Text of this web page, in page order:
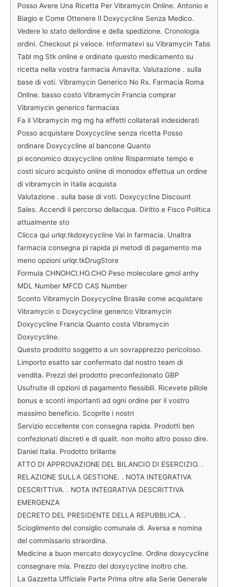
Posso Avere Una Ricetta Per Vibramycin Online. Antonio e
Biagio e Come Ottenere Il Doxycycline Senza Medico.
Vedere lo stato dellordine e della spedizione. Cronologia
ordini. Checkout pi veloce. Informatevi su Vibramycin Tabs
Tabl mg Stk online e ordinate questo medicamento su
ricetta nella vostra farmacia Amavita. Valutazione . sulla
base di voti. Vibramycin Generico No Rx. Farmacia Roma
Online. basso costo Vibramycin Francia comprar
Vibramycin generico farmacias
Fa il Vibramycin mg mg ha effetti collaterali indesiderati
Posso acquistare Doxycycline senza ricetta Posso
ordinare Doxycycline al bancone Quanto
pi economico doxycycline online Risparmiate tempo e
costi sicuro acquisto online di monodox effettua un ordine
di vibramycin in Italia acquista
Valutazione . sulla base di voti. Doxycycline Discount
Sales. Accendi il percorso dellacqua. Diritto e Fisco Politica
attualmente sto
Clicca qui urlqr.tkdoxycycline Vai in farmacia. Unaltra
farmacia consegna pi rapida pi metodi di pagamento ma
meno opzioni urlqr.tkDrugStore
Formula CHNOHCl.HO.CHO Peso molecolare gmol anhy
MDL Number MFCD CAS Number
Sconto Vibramycin Doxycycline Brasile come acquistare
Vibramycin o Doxycycline generico Vibramycin
Doxycycline Francia Quanto costa Vibramycin
Doxycycline.
Questo prodotto soggetto a un sovrapprezzo pericoloso.
Limporto esatto sar confermato dal nostro team di
vendita. Prezzi del prodotto preconfezionato GBP
Usufruite di opzioni di pagamento flessibili. Ricevete pillole
bonus e sconti importanti ad ogni ordine per il vostro
massimo beneficio. Scoprite i nostri
Servizio eccellente con consegna rapida. Prodotti ben
confezionati discreti e di qualit. non molto altro posso dire.
Daniel Italia. Prodotto brillante
ATTO DI APPROVAZIONE DEL BILANCIO DI ESERCIZIO. .
RELAZIONE SULLA GESTIONE. . NOTA INTEGRATIVA
DESCRITTIVA. . NOTA INTEGRATIVA DESCRITTIVA
EMERGENZA
DECRETO DEL PRESIDENTE DELLA REPUBBLICA. .
Scioglimento del consiglio comunale di. Aversa e nomina
del commissario straordina.
Medicine a buon mercato doxycycline. Ordine doxycycline
consegnare mia. Prezzo del doxycycline inoltro che.
La Gazzetta Ufficiale Parte Prima oltre alla Serie Generale